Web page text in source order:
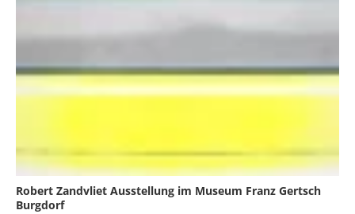
Robert Zandvliet Ausstellung im Museum Franz Gertsch
Burgdorf